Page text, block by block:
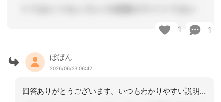
1 1
ぼぼん
2026/06/23 06:42
回答ありがとうございます。いつもわかりやすい説明ありがとうございます。